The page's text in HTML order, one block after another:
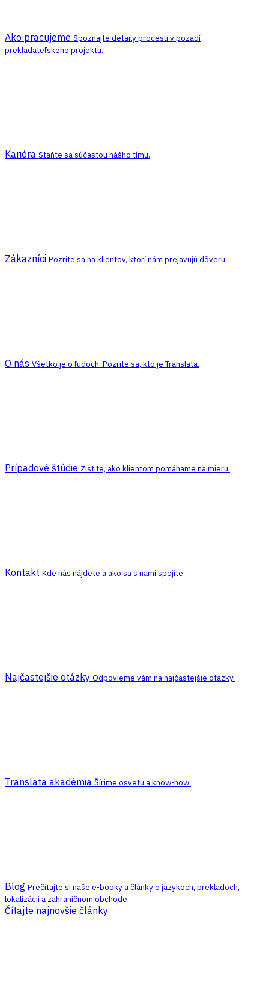
Ako pracujeme Spoznajte detaily procesu v pozadí
prekladateľského projektu.
Kariéra Staňte sa súčasťou nášho tímu.
Zákazníci Pozrite sa na klientov, ktorí nám prejavujú dôveru.
O nás Všetko je o ľuďoch. Pozrite sa, kto je Translata.
Prípadové štúdie Zistite, ako klientom pomáhame na mieru.
Kontakt Kde nás nájdete a ako sa s nami spojíte.
Najčastejšie otázky Odpovieme vám na najčastejšie otázky.
Translata akadémia Šírime osvetu a know-how.
Blog Prečítajte si naše e-booky a články o jazykoch, prekladoch,
lokalizácii a zahraničnom obchode.
Čítajte najnovšie články